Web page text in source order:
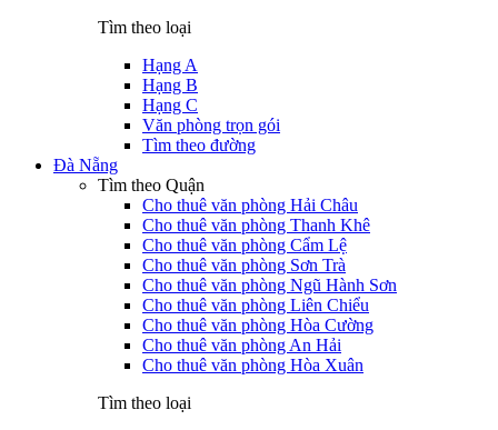
Tìm theo loại
Hạng A
Hạng B
Hạng C
Văn phòng trọn gói
Tìm theo đường
Đà Nẵng
Tìm theo Quận
Cho thuê văn phòng Hải Châu
Cho thuê văn phòng Thanh Khê
Cho thuê văn phòng Cẩm Lệ
Cho thuê văn phòng Sơn Trà
Cho thuê văn phòng Ngũ Hành Sơn
Cho thuê văn phòng Liên Chiểu
Cho thuê văn phòng Hòa Cường
Cho thuê văn phòng An Hải
Cho thuê văn phòng Hòa Xuân
Tìm theo loại